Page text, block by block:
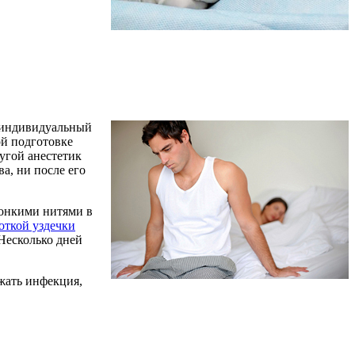
подготовке
анестетик
ни после его
нитями
уздечки
дней
инфекция,